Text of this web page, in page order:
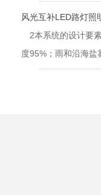
风光互补LED路灯照
2本系统的设计要
度95%；雨和沿海盐